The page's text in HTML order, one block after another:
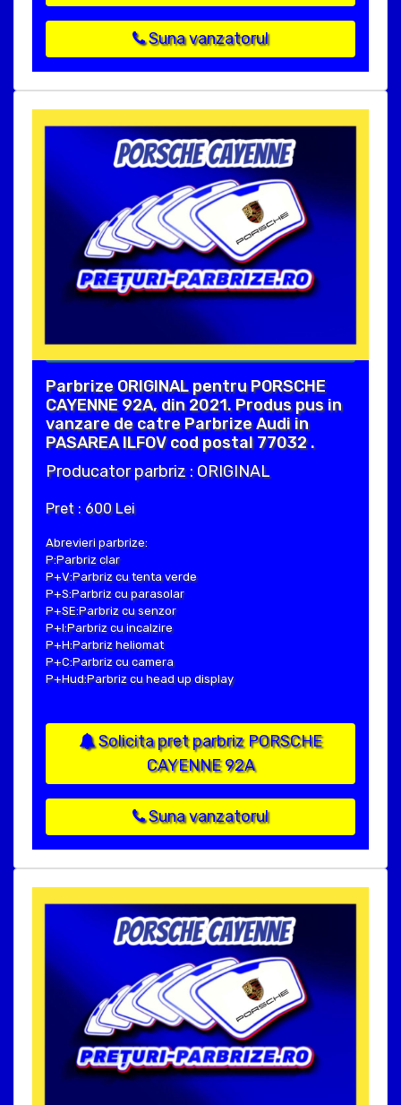
Suna vanzatorul
Parbrize ORIGINAL pentru PORSCHE
CAYENNE 92A, din 2021. Produs pus in
vanzare de catre Parbrize Audi in
PASAREA ILFOV cod postal 77032 .
Producator parbriz : ORIGINAL
Pret : 600 Lei
Abrevieri parbrize:
P:Parbriz clar
P+V:Parbriz cu tenta verde
P+S:Parbriz cu parasolar
P+SE:Parbriz cu senzor
P+I:Parbriz cu incalzire
P+H:Parbriz heliomat
P+C:Parbriz cu camera
P+Hud:Parbriz cu head up display
Solicita pret parbriz PORSCHE
CAYENNE 92A
Suna vanzatorul